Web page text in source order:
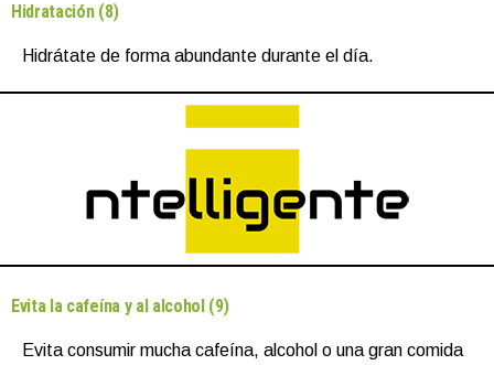
Hidratación (8)
Hidrátate de forma abundante durante el día.
Evita la cafeína y al alcohol (9)
Evita consumir mucha cafeína, alcohol o una gran comida